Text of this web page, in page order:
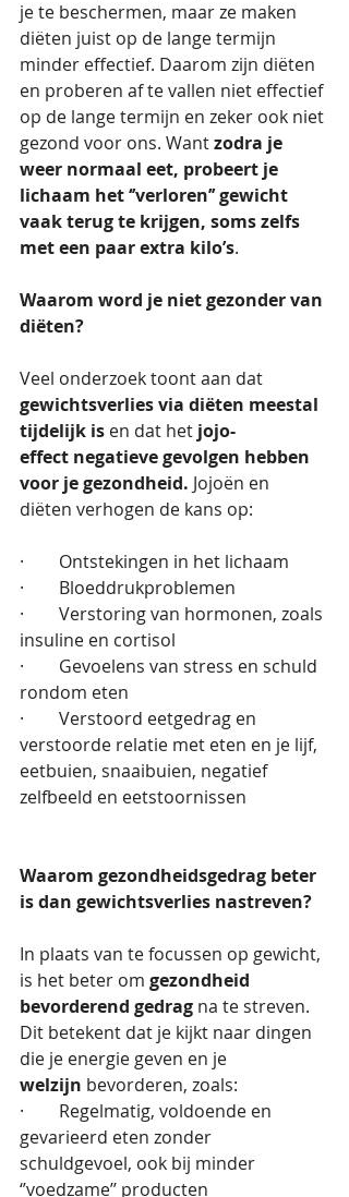
je te beschermen, maar ze maken
diëten juist op de lange termijn
minder effectief. Daarom zijn diëten
en proberen af te vallen niet effectief
op de lange termijn en zeker ook niet
gezond voor ons. Want zodra je
weer normaal eet, probeert je
lichaam het‘’verloren’’ gewicht
vaak terug te krijgen, soms zelfs
met een paar extra kilo’s.
Waarom word je niet gezonder van
diëten?
Veel onderzoek toont aan dat
gewichtsverlies via diëten meestal
tijdelijk is en dat het jojo-
effect negatieve gevolgen hebben
voor je gezondheid. Jojoën en
diëten verhogen de kans op:
·        Ontstekingen in het lichaam
·        Bloeddrukproblemen
·        Verstoring van hormonen, zoals
insuline en cortisol
·        Gevoelens van stress en schuld
rondom eten
·        Verstoord eetgedrag en
verstoorde relatie met eten en je lijf,
eetbuien, snaaibuien, negatief
zelfbeeld en eetstoornissen
Waarom gezondheidsgedrag beter
is dan gewichtsverlies nastreven?
In plaats van te focussen op gewicht,
is het beter om gezondheid
bevorderend gedrag na te streven.
Dit betekent dat je kijkt naar dingen
die je energie geven en je
welzijn bevorderen, zoals:
·        Regelmatig, voldoende en
gevarieerd eten zonder
schuldgevoel, ook bij minder
‘’voedzame’’ producten